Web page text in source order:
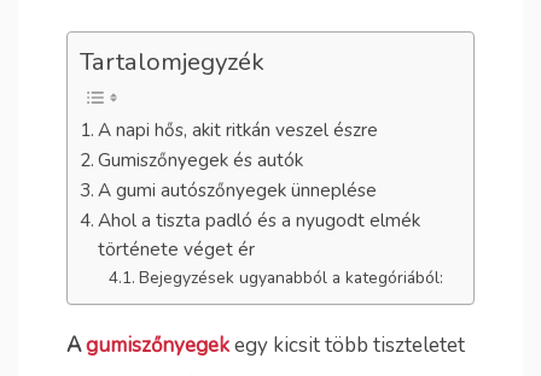
Tartalomjegyzék
A napi hős, akit ritkán veszel észre
Gumiszőnyegek és autók
A gumi autószőnyegek ünneplése
Ahol a tiszta padló és a nyugodt elmék
története véget ér
Bejegyzések ugyanabból a kategóriából:
Agumiszőnyegekegy kicsit több tiszteletet